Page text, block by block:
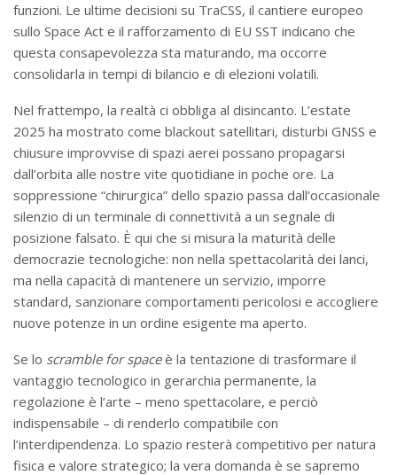
funzioni. Le ultime decisioni su TraCSS, il cantiere europeo
sullo Space Act e il rafforzamento di EU SST indicano che
questa consapevolezza sta maturando, ma occorre
consolidarla in tempi di bilancio e di elezioni volatili.
Nel frattempo, la realtà ci obbliga al disincanto. L’estate
2025 ha mostrato come blackout satellitari, disturbi GNSS e
chiusure improvvise di spazi aerei possano propagarsi
dall’orbita alle nostre vite quotidiane in poche ore. La
soppressione “chirurgica” dello spazio passa dall’occasionale
silenzio di un terminale di connettività a un segnale di
posizione falsato. È qui che si misura la maturità delle
democrazie tecnologiche: non nella spettacolarità dei lanci,
ma nella capacità di mantenere un servizio, imporre
standard, sanzionare comportamenti pericolosi e accogliere
nuove potenze in un ordine esigente ma aperto.
Se lo scramble for spaceè la tentazione di trasformare il
vantaggio tecnologico in gerarchia permanente, la
regolazione è l’arte – meno spettacolare, e perciò
indispensabile – di renderlo compatibile con
l’interdipendenza. Lo spazio resterà competitivo per natura
fisica e valore strategico; la vera domanda è se sapremo